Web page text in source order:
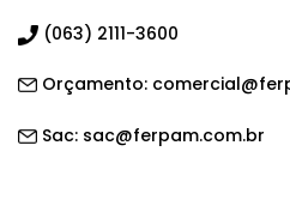
(063) 2111-3600
Orçamento:
Sac: sac@ferpam.com.br